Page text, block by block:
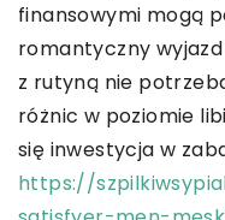
finansowymi mogą
romantyczny
z rutyną nie
różnic w poziomie
się inwestycja w
https://